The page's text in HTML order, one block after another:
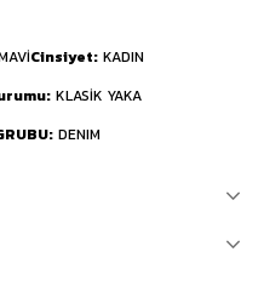
Cinsiyet KADIN
KLASİK YAKA
DENIM